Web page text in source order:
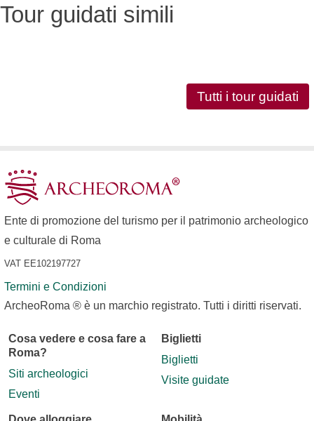
Tour guidati simili
Tutti i tour guidati
Ente di promozione del turismo per il patrimonio archeologico
e culturale di Roma
VAT EE102197727
Termini e Condizioni
ArcheoRoma ® è un marchio registrato. Tutti i diritti riservati.
Cosa vedere e cosa fare a
Roma?
Siti archeologici
Eventi
Biglietti
Biglietti
Visite guidate